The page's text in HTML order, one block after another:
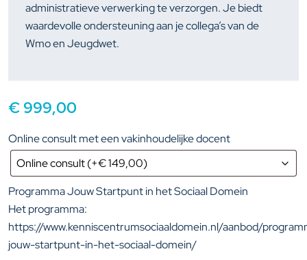
administratieve verwerking te verzorgen. Je biedt
waardevolle ondersteuning aan je collega’s van de
Wmo en Jeugdwet.
€ 999,00
Online consult met een vakinhoudelijke docent
Programma Jouw Startpunt in het Sociaal Domein
Het programma:
https://www.kenniscentrumsociaaldomein.nl/aanbod/
jouw-startpunt-in-het-sociaal-domein/